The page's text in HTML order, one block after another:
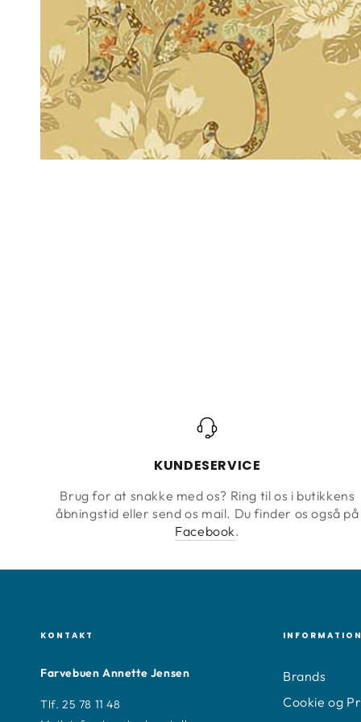
KUNDESERVICE
Brug for at snakke med os? Ring til os i butikkens
åbningstid eller send os mail. Du finder os også på
Facebook.
KONTAKT
Farvebuen Annette Jensen
Tlf. 25 78 11 48
INFORMATION
Brands
Cookie og